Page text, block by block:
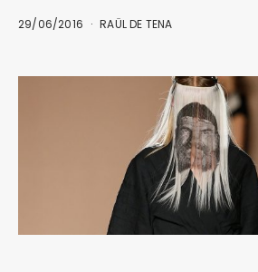
29/06/2016 RAÜL DE TENA